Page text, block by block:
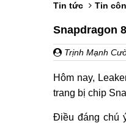
Tin tức Tin
Snapdragon
Trịnh Mạnh
Hôm nay,
trang bị chip
Điều đáng chú